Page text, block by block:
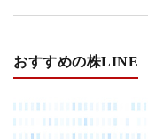
おすすめの株LINE